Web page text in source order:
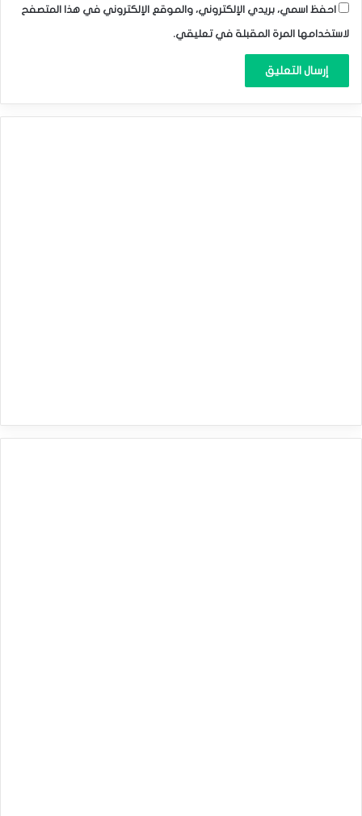
احفظ اسمي، بريدي الإلكتروني، والموقع الإلكتروني في هذا المتصفح
لاستخدامها المرة المقبلة في تعليقي.